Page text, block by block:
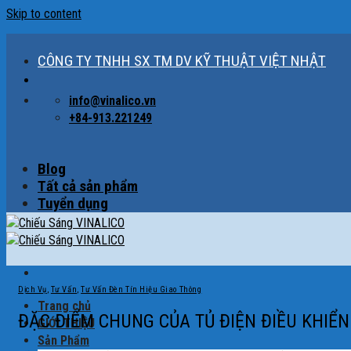
Skip to content
CÔNG TY TNHH SX TM DV KỸ THUẬT VIỆT NHẬT
info@vinalico.vn
+84-913.221249
Blog
Tất cả sản phẩm
Tuyển dụng
Trang chủ
GIỚI THIỆU
Sản Phẩm
Dịch Vụ Tư Vấn ,Tư Vấn Đèn Tín Hiệu Giao Thông
ĐẶC ĐIỂM CHUNG CỦA TỦ ĐIỆN ĐIỀU